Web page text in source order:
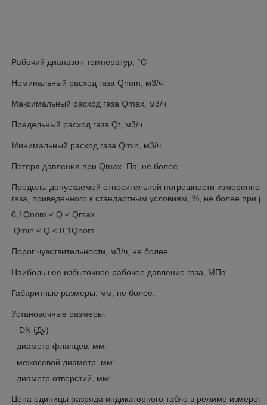
Рабочий диапазон температур, °С
Номинальный расход газа Qnom, м3/ч
Максимальный расход газа Qmax, м3/ч
Предельный расход газа Qt, м3/ч
Минимальный расход газа Qmin, м3/ч
Потеря давления при Qmax, Па, не более
Пределы допускаемой относительной погрешности
газа, приведенного к стандартным условиям, %, не более при
0,1Qnom ≤ Q ≤ Qmax
Qmin ≤ Q < 0,1Qnom
Порог чувствительности, м3/ч, не более
Наибольшее избыточное рабочее давление газа, МПа
Габаритные размеры, мм, не более:
Установочные размеры:
- DN (Ду)
-диаметр фланцев, мм:
-межосевой диаметр. мм:
-диаметр отверстий, мм:
Цена единицы разряда индикаторного табло в режиме